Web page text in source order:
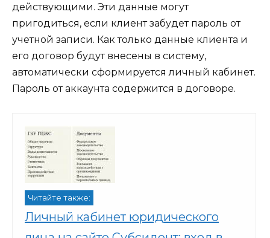
действующими. Эти данные могут
пригодиться, если клиент забудет пароль от
учетной записи. Как только данные клиента и
его договор будут внесены в систему,
автоматически сформируется личный кабинет.
Пароль от аккаунта содержится в договоре.
Читайте также:
Личный кабинет юридического